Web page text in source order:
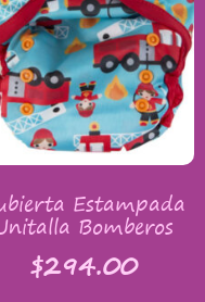
Estampada
Bomberos
$294.00